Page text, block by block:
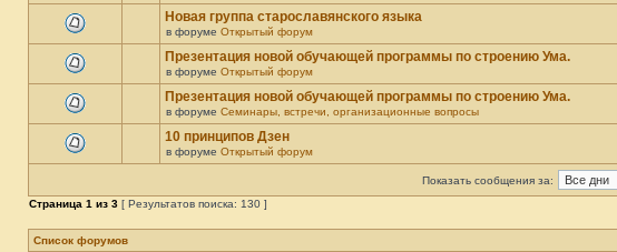
Новая группа старославянского языка
в форуме Открытый форум
Презентация новой обучающей программы по строению Ума.
в форуме Открытый форум
Презентация новой обучающей программы по строению Ума.
в форуме Семинары, встречи, организационные вопросы
10 принципов Дзен
в форуме Открытый форум
Показать сообщения за:
Страница 1 из 3 [ Результатов поиска: 130 ]
Список форумов